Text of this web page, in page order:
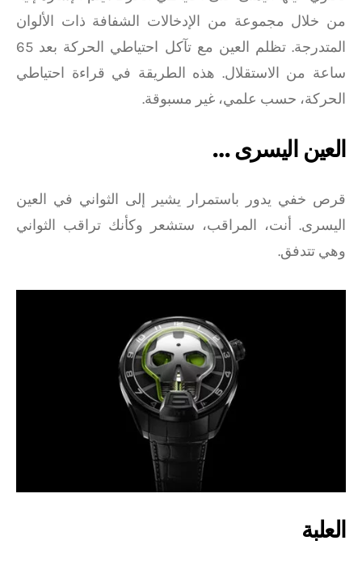
من خلال مجموعة من الإدخالات الشفافة ذات الألوان
المتدرجة. تظلم العين مع تآكل احتياطي الحركة بعد 65
ساعة من الاستقلال. هذه الطريقة في قراءة احتياطي
الحركة، حسب علمي، غير مسبوقة.
العين اليسرى …
قرص خفي يدور باستمرار يشير إلى الثواني في العين
اليسرى. أنت، المراقب، ستشعر وكأنك تراقب الثواني
وهي تتدفق.
العلبة